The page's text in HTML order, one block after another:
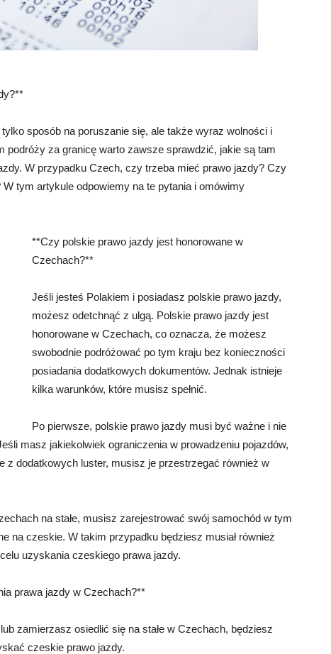
sposób na poruszanie się, ale także wyraz wolności i
podróży za granicę warto zawsze sprawdzić, jakie są tam
W przypadku Czech, czy trzeba mieć prawo jazdy? Czy
tym artykule odpowiemy na te pytania i omówimy
**Czy polskie prawo jazdy jest honorowane w
Czechach?**
Jeśli jesteś Polakiem i posiadasz polskie prawo jazdy,
możesz odetchnąć z ulgą. Polskie prawo jazdy jest
honorowane w Czechach, co oznacza, że możesz
swobodnie podróżować po tym kraju bez konieczności
posiadania dodatkowych dokumentów. Jednak istnieje
kilka warunków, które musisz spełnić.
Po pierwsze, polskie prawo jazdy musi być ważne i nie
masz jakiekolwiek ograniczenia w prowadzeniu pojazdów,
z dodatkowych luster, musisz je przestrzegać również w
na stałe, musisz zarejestrować swój samochód w tym
na czeskie. W takim przypadku będziesz musiał również
uzyskania czeskiego prawa jazdy.
prawa jazdy w Czechach?**
zamierzasz osiedlić się na stałe w Czechach, będziesz
czeskie prawo jazdy.